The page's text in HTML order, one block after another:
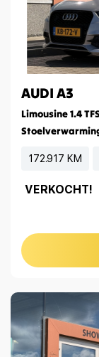
AUDI A3
Limousine 1.4
172.917 KM
VERKOCHT!